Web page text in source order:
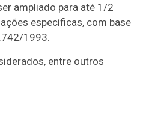
ampliado para até 1/2
específicas, com base
1993.
entre outros